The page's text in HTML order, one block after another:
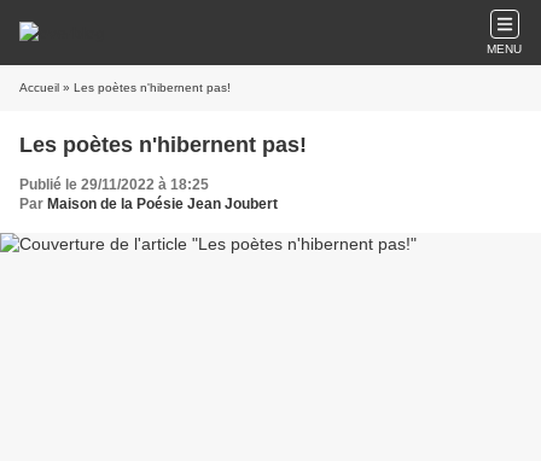
MENU
Accueil » Les poètes n'hibernent pas!
Les poètes n'hibernent pas!
Publié le 29/11/2022 à 18:25
Par Maison de la Poésie Jean Joubert